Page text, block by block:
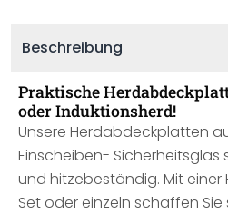
Beschreibung
Praktische
oder Induktionsherd!
Unsere Herdabdeckplatten
Einscheiben-
und hitzebeständig. Mit
Set oder einzeln schaffen